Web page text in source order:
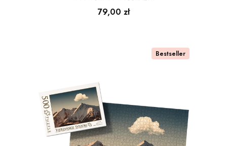
pudełkiem
Cena
79,00 zł
Bestseller